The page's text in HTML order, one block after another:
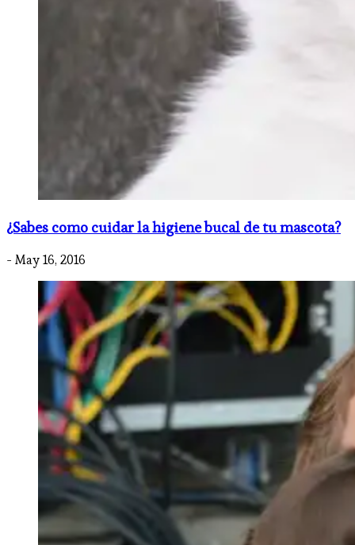
¿Sabes como cuidar la higiene bucal de tu mascota?
- May 16, 2016